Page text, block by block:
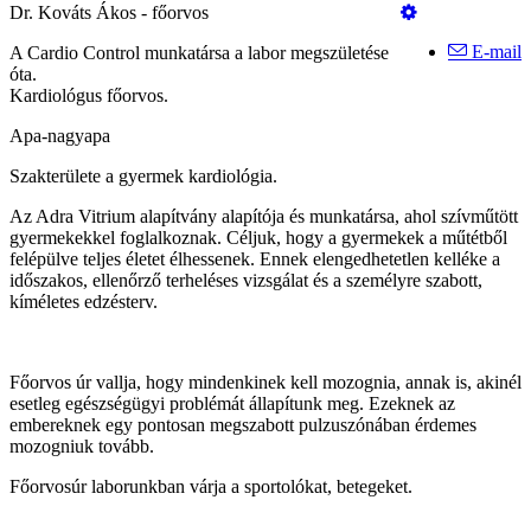
E-mail
Dr. Kováts Ákos - főorvos
A Cardio Control munkatársa a labor megszületése
óta.
Kardiológus főorvos.
Apa-nagyapa
Szakterülete a gyermek kardiológia.
Az Adra Vitrium alapítvány alapítója és munkatársa, ahol szívműtött
gyermekekkel foglalkoznak. Céljuk, hogy a gyermekek a műtétből
felépülve teljes életet élhessenek. Ennek elengedhetetlen kelléke a
időszakos, ellenőrző terheléses vizsgálat és a személyre szabott,
kíméletes edzésterv.
Főorvos úr vallja, hogy mindenkinek kell mozognia, annak is, akinél
esetleg egészségügyi problémát állapítunk meg. Ezeknek az
embereknek egy pontosan megszabott pulzuszónában érdemes
mozogniuk tovább.
Főorvosúr laborunkban várja a sportolókat, betegeket.